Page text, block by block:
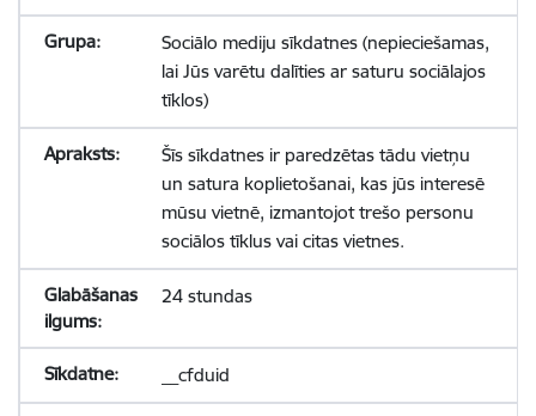
Sociālo mediju sīkdatnes (nepieciešamas,
lai Jūs varētu dalīties ar saturu sociālajos
tīklos)
Šīs sīkdatnes ir paredzētas tādu vietņu
un satura koplietošanai, kas jūs interesē
mūsu vietnē, izmantojot trešo personu
sociālos tīklus vai citas vietnes.
24 stundas
__cfduid